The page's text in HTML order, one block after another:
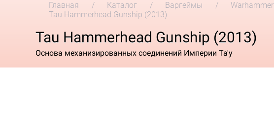
Главная Каталог Варгеймы Warhammer
Tau Hammerhead Gunship (2013)
Tau Hammerhead Gunship (2013)
Основа механизированных соединений Империи Та'у